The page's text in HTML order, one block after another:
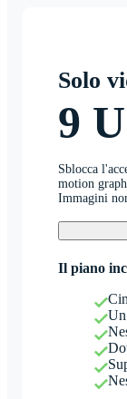
Solo
9
Sblocca
motion
Immagini
Il piano
Un